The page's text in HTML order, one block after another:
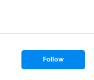
s
t
Follow